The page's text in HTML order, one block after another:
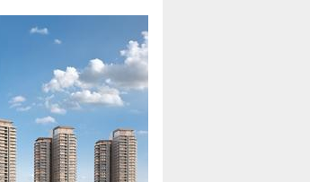
Esat BİNDESEN
Sekmen’den Erzurum’a